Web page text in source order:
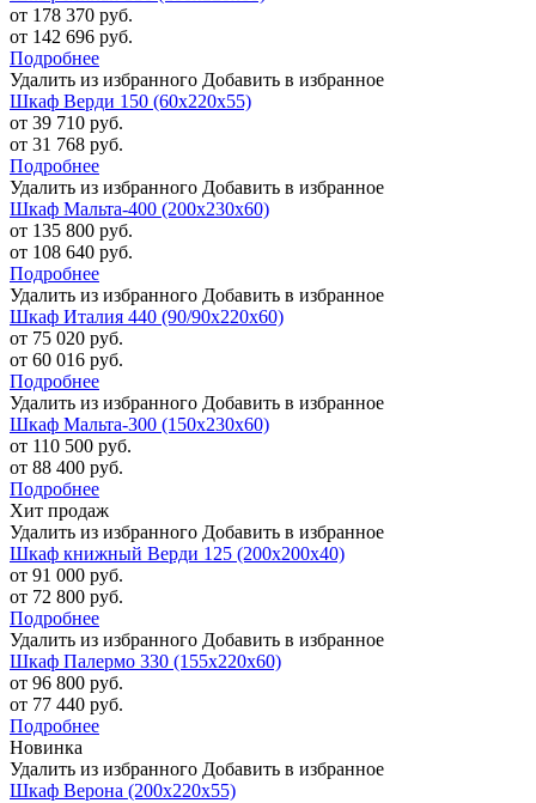
от 178 370 руб.
от 142 696 руб.
Подробнее
Удалить из избранного Добавить в избранное
Шкаф Верди 150 (60х220х55)
от 39 710 руб.
от 31 768 руб.
Подробнее
Удалить из избранного Добавить в избранное
Шкаф Мальта-400 (200х230х60)
от 135 800 руб.
от 108 640 руб.
Подробнее
Удалить из избранного Добавить в избранное
Шкаф Италия 440 (90/90х220х60)
от 75 020 руб.
от 60 016 руб.
Подробнее
Удалить из избранного Добавить в избранное
Шкаф Мальта-300 (150х230х60)
от 110 500 руб.
от 88 400 руб.
Подробнее
Хит продаж
Удалить из избранного Добавить в избранное
Шкаф книжный Верди 125 (200х200х40)
от 91 000 руб.
от 72 800 руб.
Подробнее
Удалить из избранного Добавить в избранное
Шкаф Палермо 330 (155х220х60)
от 96 800 руб.
от 77 440 руб.
Подробнее
Новинка
Удалить из избранного Добавить в избранное
Шкаф Верона (200х220х55)